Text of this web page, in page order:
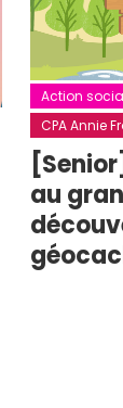
Action
CPA Annie
au